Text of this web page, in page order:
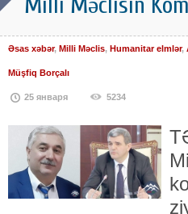
Əsas xəbər, Milli Məclis, Humanitar elmlər,
Müşfiq Borçalı
25 января 5234